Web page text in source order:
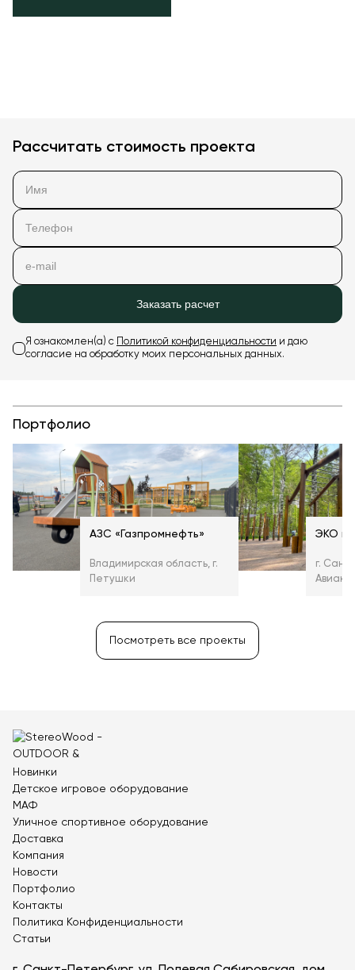
Рассчитать стоимость проекта
Заказать расчет
Я ознакомлен(а) с Политикой конфиденциальности и даю
согласие на обработку моих персональных данных.
Портфолио
АЗС «Газпромнефть»
Владимирская область, г.
Петушки
ЭКО
г.
Посмотреть все проекты
Новинки
Детское игровое оборудование
МАФ
Уличное спортивное оборудование
Доставка
Компания
Новости
Портфолио
Контакты
Политика Конфиденциальности
Статьи